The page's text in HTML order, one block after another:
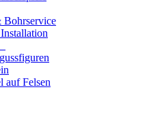
auf Felsen